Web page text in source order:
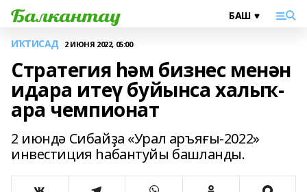
ИҠТИСАД 2 ИЮНЯ 2022, 05:00
Стратегия һәм бизнес менән
идара итеү буйынса халыҡ-
ара чемпионат
2 июндә Сибайҙа «Урал аръяғы-2022»
инвестиция һабантуйы башланды.